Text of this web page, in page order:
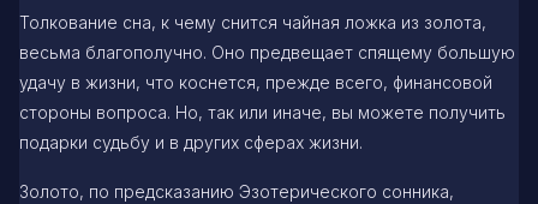
Толкование сна, к чему снится чайная ложка из золота,
весьма благополучно. Оно предвещает спящему большую
удачу в жизни, что коснется, прежде всего, финансовой
стороны вопроса. Но, так или иначе, вы можете получить
подарки судьбу и в других сферах жизни.
Золото, по предсказанию Эзотерического сонника,